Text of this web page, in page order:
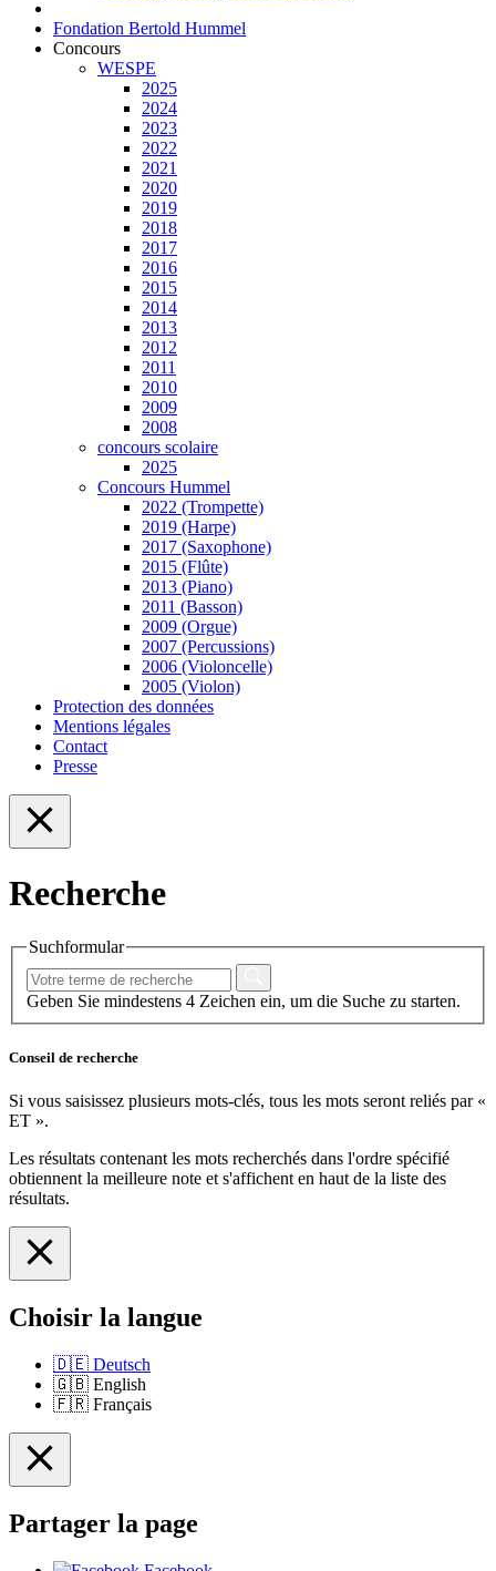
Fondation Bertold Hummel
Concours
WESPE
2025
2024
2023
2022
2021
2020
2019
2018
2017
2016
2015
2014
2013
2012
2011
2010
2009
2008
concours scolaire
2025
Concours Hummel
2022 (Trompette)
2019 (Harpe)
2017 (Saxophone)
2015 (Flûte)
2013 (Piano)
2011 (Basson)
2009 (Orgue)
2007 (Percussions)
2006 (Violoncelle)
2005 (Violon)
Protection des données
Mentions légales
Contact
Presse
Recherche
Suchformular
Geben Sie mindestens 4 Zeichen ein, um die Suche zu starten.
Conseil de recherche
Si vous saisissez plusieurs mots-clés, tous les mots seront reliés par «
ET ».
Les résultats contenant les mots recherchés dans l'ordre spécifié
obtiennent la meilleure note et s'affichent en haut de la liste des
résultats.
Choisir la langue
🇩🇪 Deutsch
🇬🇧 English
🇫🇷 Français
Partager la page